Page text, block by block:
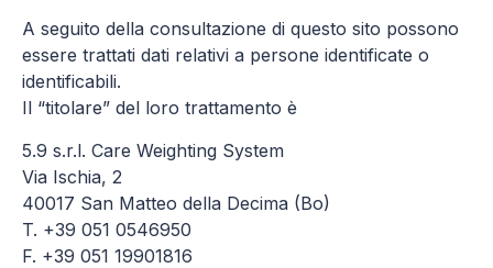
A seguito della consultazione di questo sito possono
essere trattati dati relativi a persone identificate o
identificabili.
Il “titolare” del loro trattamento è
5.9 s.r.l. Care Weighting System
Via Ischia, 2
40017 San Matteo della Decima (Bo)
T. +39 051 0546950
F. +39 051 19901816